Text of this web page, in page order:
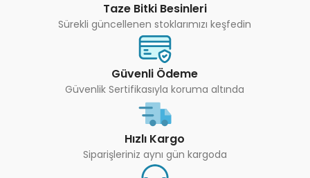
Taze Bitki Besinleri
Sürekli güncellenen stoklarımızı keşfedin
Güvenli Ödeme
Güvenlik Sertifikasıyla koruma altında
Hızlı Kargo
Siparişleriniz aynı gün kargoda